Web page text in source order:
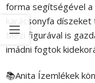
forma segítségével
karácsonyfa
Mézi figurával is
imádni fogtok
📚️Anita Ízemlékek